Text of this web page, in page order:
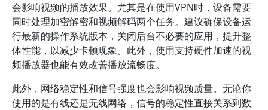
会影响视频的播放效果。尤其是在使用VPN时，设备需要
同时处理加密解密和视频解码两个任务。建议确保设备运
行最新的操作系统版本，关闭后台不必要的应用，提升整
体性能，以减少卡顿现象。此外，使用支持硬件加速的视
频播放器也能有效改善播放流畅度。
此外，网络稳定性和信号强度也会影响视频质量。无论你
使用的是有线还是无线网络，信号的稳定性直接关系到数